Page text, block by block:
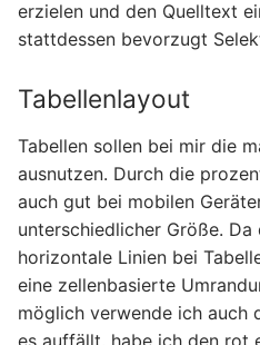
erzielen und den Quelltext
stattdessen bevorzugt
Tabellenlayout
Tabellen sollen bei mir die
ausnutzen. Durch die
auch gut bei mobilen
unterschiedlicher Größe. Da
horizontale Linien bei
eine zellenbasierte
möglich verwende ich auch
es auffällt, habe ich den rot